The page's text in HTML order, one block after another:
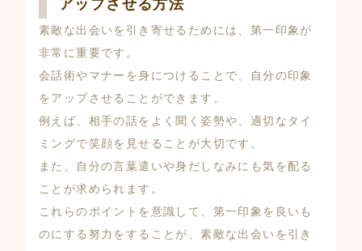
アップさせる方法
素敵な出会いを引き寄せるためには、第一印象が
非常に重要です。
会話術やマナーを身につけることで、自分の印象
をアップさせることができます。
例えば、相手の話をよく聞く姿勢や、適切なタイ
ミングで笑顔を見せることが大切です。
また、自分の言葉遣いや身だしなみにも気を配る
ことが求められます。
これらのポイントを意識して、第一印象を良いも
のにする努力をすることが、素敵な出会いを引き